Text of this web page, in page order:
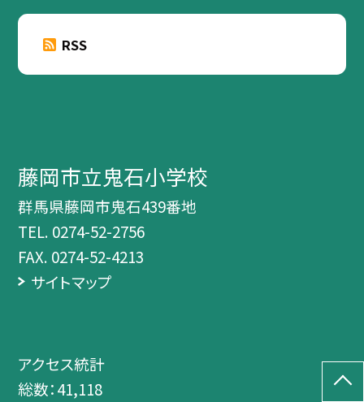
RSS
藤岡市立鬼石小学校
群馬県藤岡市鬼石439番地
TEL. 0274-52-2756
FAX. 0274-52-4213
サイトマップ
アクセス統計
総数：41,118